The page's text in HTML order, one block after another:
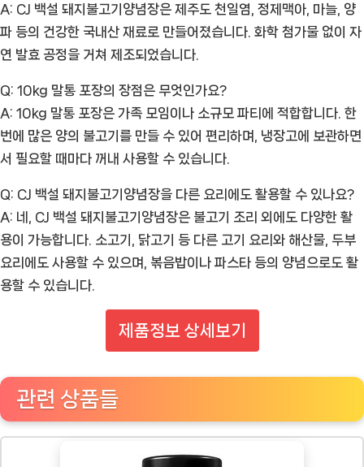
A: CJ 백설 돼지불고기양념장은 제주도 천일염, 정제맥아, 마늘, 양
파 등의 건강한 국내산 재료로 만들어졌습니다. 화학 첨가물 없이 자
연 발효 공정을 거쳐 제조되었습니다.
Q: 10kg 말통 포장의 장점은 무엇인가요?
A: 10kg 말통 포장은 가족 모임이나 소규모 파티에 적합합니다. 한
번에 많은 양의 불고기를 만들 수 있어 편리하며, 냉장고에 보관하면
서 필요할 때마다 꺼내 사용할 수 있습니다.
Q: CJ 백설 돼지불고기양념장을 다른 요리에도 활용할 수 있나요?
A: 네, CJ 백설 돼지불고기양념장은 불고기 조리 외에도 다양한 활
용이 가능합니다. 소고기, 닭고기 등 다른 고기 요리와 해산물, 두부
요리에도 사용할 수 있으며, 볶음밥이나 파스타 등의 양념으로도 활
용할 수 있습니다.
제품정보 상세보기
관련 상품들